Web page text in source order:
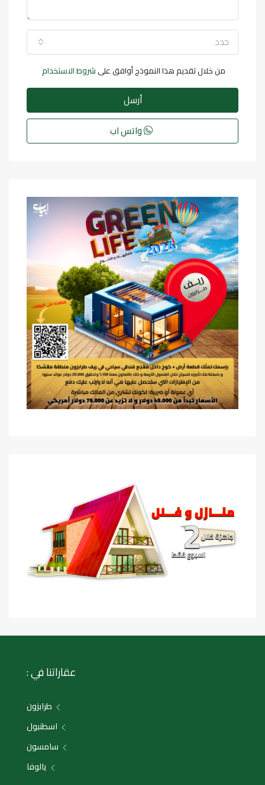
حدد
من خلال تقديم هذا النموذج أوافق على شروط الاستخدام
أرسل
واتس اب
عقاراتنا في :
طرابزون
اسطنبول
سامسون
يالوفا